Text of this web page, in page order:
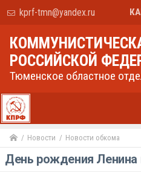
kprf-tmn@yandex.ru
РОССИЙСКОЙ
Тюменское областное
Новости Новости обкома
День рождения Ленина